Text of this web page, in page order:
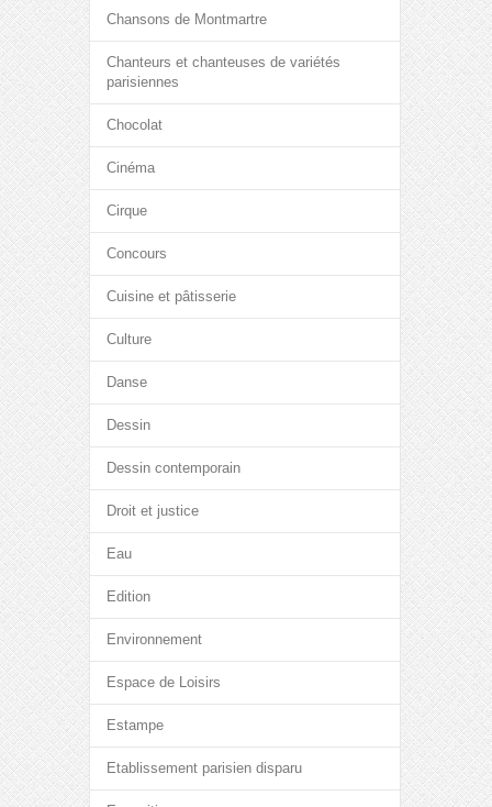
Chansons de Montmartre
Chanteurs et chanteuses de variétés
parisiennes
Chocolat
Cinéma
Cirque
Concours
Cuisine et pâtisserie
Culture
Danse
Dessin
Dessin contemporain
Droit et justice
Eau
Edition
Environnement
Espace de Loisirs
Estampe
Etablissement parisien disparu